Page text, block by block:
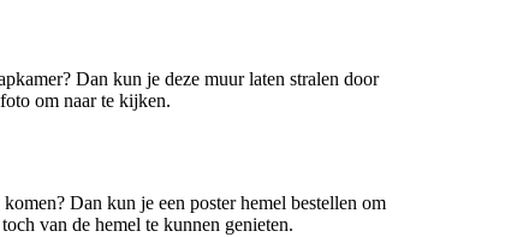
Dan kun je deze muur laten stralen door
om naar te kijken.
Dan kun je een poster hemel bestellen om
van de hemel te kunnen genieten.